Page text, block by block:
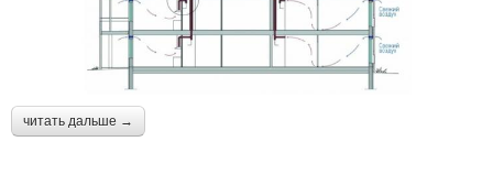
читать дальше →